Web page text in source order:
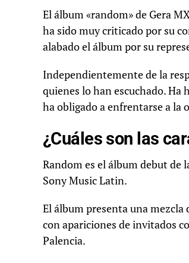
El álbum «random» de Gera
ha sido muy criticado por su
alabado el álbum por su
Independientemente de la
quienes lo han escuchado. Ha
ha obligado a enfrentarse a la
¿Cuáles son las
Random es el álbum debut de
Sony Music Latin.
El álbum presenta una mezcla
con apariciones de invitados
Palencia.